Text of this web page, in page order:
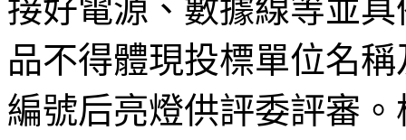
接好電源、數據線等並
品不得體現投標單位名
編號后亮燈供評委評審